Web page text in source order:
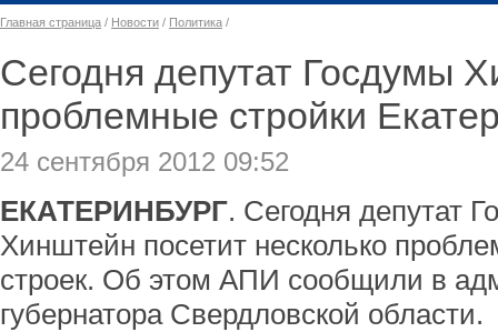
Главная страница / Новости / Политика /
Сегодня депутат Госдумы
проблемные стройки
24 сентября 2012 09:52
ЕКАТЕРИНБУРГ. Сегодня депутат
Хинштейн посетит несколько
строек. Об этом АПИ сообщили в
губернатора Свердловской области.